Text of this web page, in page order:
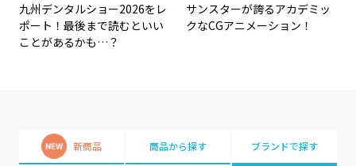
九州デンタルショー2026をレ
ポート！最後まで読むといい
ことがあるかも…？
サンスターが誇るアカデミッ
クなCGアニメーション！
新商品 商品から探す ブランドで探す